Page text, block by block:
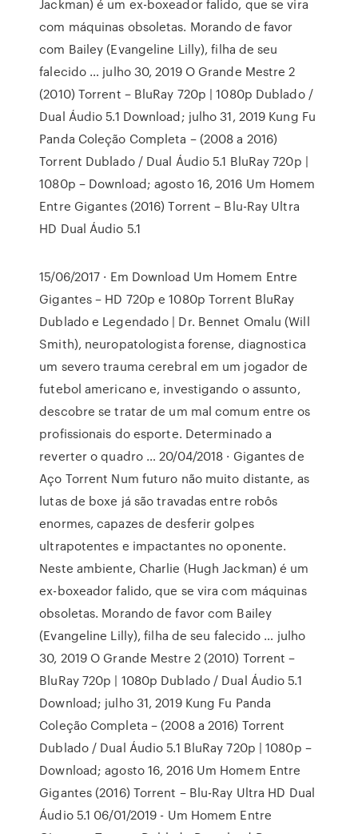
Jackman) é um ex-boxeador falido, que se vira
com máquinas obsoletas. Morando de favor
com Bailey (Evangeline Lilly), filha de seu
falecido … julho 30, 2019 O Grande Mestre 2
(2010) Torrent – BluRay 720p | 1080p Dublado /
Dual Áudio 5.1 Download; julho 31, 2019 Kung Fu
Panda Coleção Completa – (2008 a 2016)
Torrent Dublado / Dual Áudio 5.1 BluRay 720p |
1080p – Download; agosto 16, 2016 Um Homem
Entre Gigantes (2016) Torrent – Blu-Ray Ultra
HD Dual Áudio 5.1
15/06/2017 · Em Download Um Homem Entre
Gigantes – HD 720p e 1080p Torrent BluRay
Dublado e Legendado | Dr. Bennet Omalu (Will
Smith), neuropatologista forense, diagnostica
um severo trauma cerebral em um jogador de
futebol americano e, investigando o assunto,
descobre se tratar de um mal comum entre os
profissionais do esporte. Determinado a
reverter o quadro … 20/04/2018 · Gigantes de
Aço Torrent Num futuro não muito distante, as
lutas de boxe já são travadas entre robôs
enormes, capazes de desferir golpes
ultrapotentes e impactantes no oponente.
Neste ambiente, Charlie (Hugh Jackman) é um
ex-boxeador falido, que se vira com máquinas
obsoletas. Morando de favor com Bailey
(Evangeline Lilly), filha de seu falecido … julho
30, 2019 O Grande Mestre 2 (2010) Torrent –
BluRay 720p | 1080p Dublado / Dual Áudio 5.1
Download; julho 31, 2019 Kung Fu Panda
Coleção Completa – (2008 a 2016) Torrent
Dublado / Dual Áudio 5.1 BluRay 720p | 1080p –
Download; agosto 16, 2016 Um Homem Entre
Gigantes (2016) Torrent – Blu-Ray Ultra HD Dual
Áudio 5.1 06/01/2019 - Um Homem Entre